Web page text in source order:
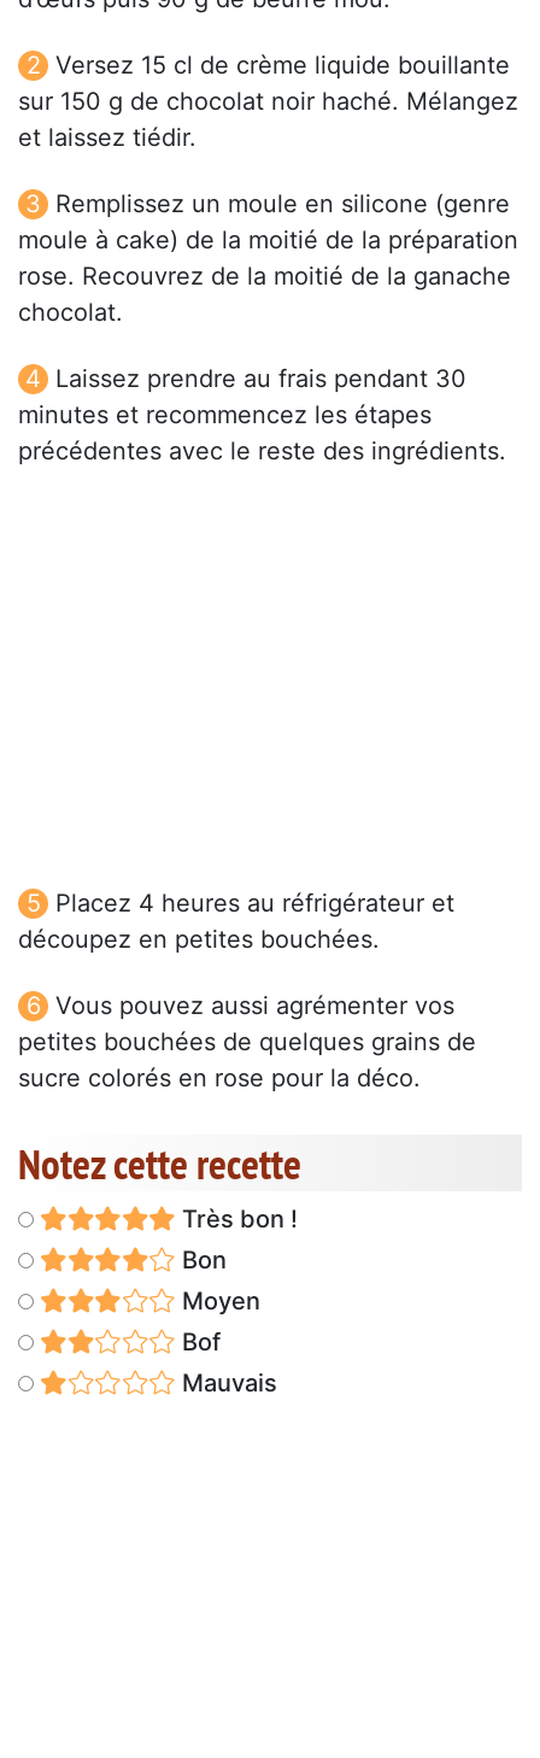
Versez 15 cl de crème liquide bouillante
sur 150 g de chocolat noir haché. Mélangez
et laissez tiédir.
Remplissez un moule en silicone (genre
moule à cake) de la moitié de la préparation
rose. Recouvrez de la moitié de la ganache
chocolat.
Laissez prendre au frais pendant 30
minutes et recommencez les étapes
précédentes avec le reste des ingrédients.
Placez 4 heures au réfrigérateur et
découpez en petites bouchées.
Vous pouvez aussi agrémenter vos
petites bouchées de quelques grains de
sucre colorés en rose pour la déco.
Notez cette recette
Très bon !
Bon
Moyen
Bof
Mauvais